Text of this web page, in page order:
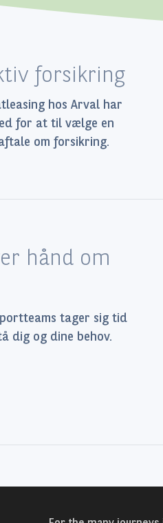
forsikring
hos Arval har
for at til vælge en
om forsikring.
hånd om
tager sig tid
dig og dine behov.